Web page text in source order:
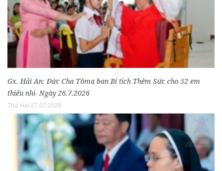
Gx. Hải An: Đức Cha Tôma ban Bí tích Thêm Sức cho 52 em
thiếu nhi- Ngày 26.7.2026
Thứ Hai 27.07.2026